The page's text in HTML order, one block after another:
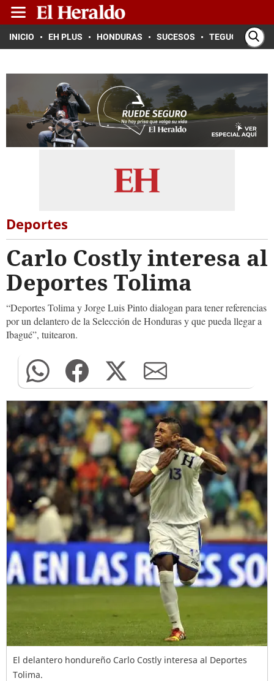
INICIO EH PLUS HONDURAS SUCESOS TEGUCIGALPA
Deportes
Carlo Costly interesa al
Deportes Tolima
“Deportes Tolima y Jorge Luis Pinto dialogan para tener referencias
por un delantero de la Selección de Honduras y que pueda llegar a
Ibagué”, tuitearon.
El delantero hondureño Carlo Costly interesa al Deportes
Tolima.